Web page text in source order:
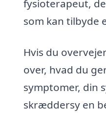
fysioterapeut,
som kan tilbyde
Hvis du
over, hvad du
symptomer, din
skræddersy en